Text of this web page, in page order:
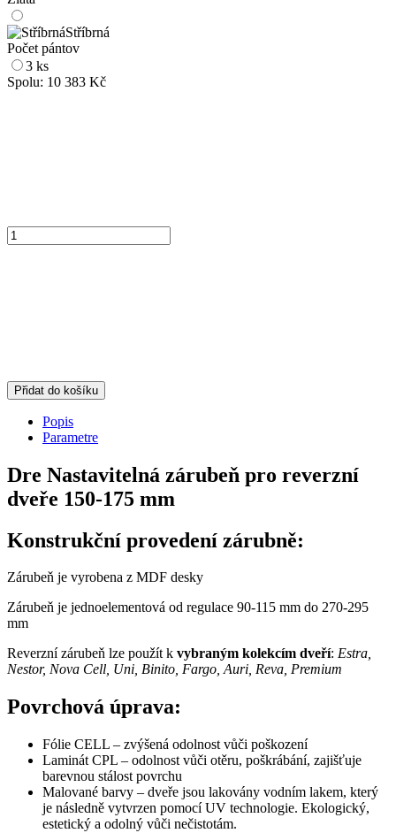
Stříbrná
Počet pántov
3 ks
Spolu: 10 383 Kč
Přidat do košíku
Popis
Parametre
Dre Nastavitelná zárubeň pro reverzní
dveře 150-175 mm
Konstrukční provedení zárubně:
Zárubeň je vyrobena z MDF desky
Zárubeň je jednoelementová od regulace 90-115 mm do 270-295
mm
Reverzní zárubeň lze použít k vybraným kolekcím dveří: Estra,
Nestor, Nova Cell, Uni, Binito, Fargo, Auri, Reva, Premium
Povrchová úprava:
Fólie CELL – zvýšená odolnost vůči poškození
Laminát CPL – odolnost vůči otěru, poškrábání, zajišťuje
barevnou stálost povrchu
Malované barvy – dveře jsou lakovány vodním lakem, který
je následně vytvrzen pomocí UV technologie. Ekologický,
estetický a odolný vůči nečistotám.